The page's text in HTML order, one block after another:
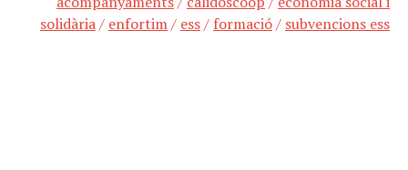
solidària/ enfortim/ ess/ formació/ subvencions ess